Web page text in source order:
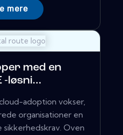
mere
med en
-løsni...
adoption vokser,
organisationer en
Oven